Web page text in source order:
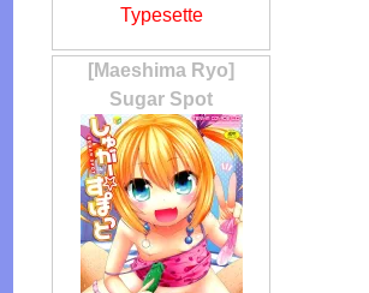
Typesette
[Maeshima Ryo]
Sugar Spot